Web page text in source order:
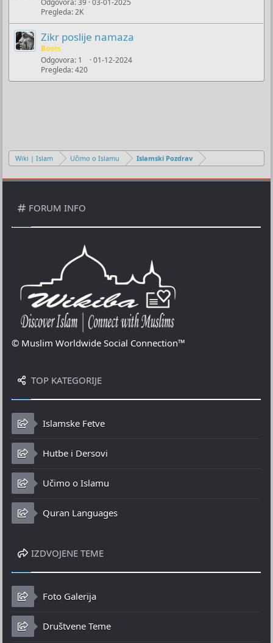
n
Odgovora 39
Pregleda 2K
03-01-2025
Zikr poslije namaza
Boots
Odgovora 1
Pregleda 420
01-12-2024
Wiki | Islam Učimo o Islamu Islamski Pozdrav
FORUM INFO
© Muslim Worldwide Social Connection™
TOP KATEGORIJE
Islamske Fetve
Hutbe i Dersovi
Učimo o Islamu
Quran Languages
IZDVOJENE TEME
Foto Galerija
Društvene Teme